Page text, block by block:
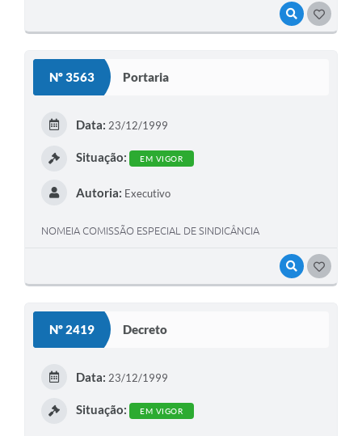
VISUALIZAR
Nº 3563 Portaria
VISUALIZAR
Data: 23/12/1999
Situação: EM VIGOR
Autoria: Executivo
NOMEIA COMISSÃO ESPECIAL DE SINDICÂNCIA
Nº 2419 Decreto
Data: 23/12/1999
Situação: EM VIGOR